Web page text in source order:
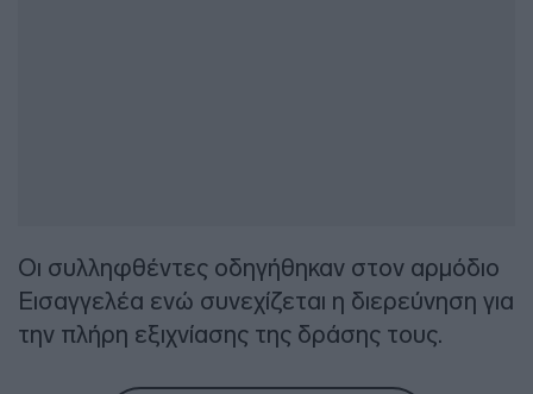
Οι συλληφθέντες οδηγήθηκαν στον αρμόδιο
Εισαγγελέα ενώ συνεχίζεται η διερεύνηση για
την πλήρη εξιχνίασης της δράσης τους.